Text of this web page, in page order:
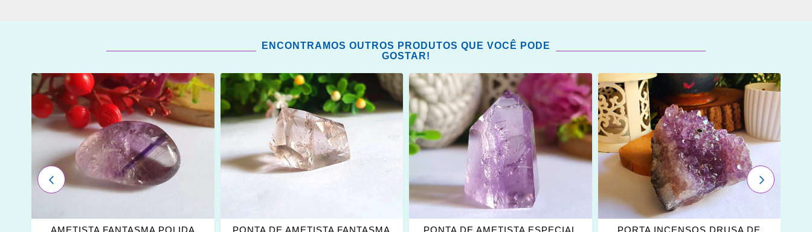
ENCONTRAMOS OUTROS PRODUTOS QUE VOCÊ PODE
GOSTAR!
ADICIONAR
OS
FAVORITOS
AMETISTA FANTASMA POLIDA
ADICIONAR
OS
FAVORITOS
PONTA DE AMETISTA FANTASMA
ADICIONAR
OS
FAVORITOS
PONTA DE AMETISTA ESPECIAL
ADICIONAR
OS
FAVORITOS
PORTA INCENSOS DRUSA DE
PRÓXIMO
ANTERIOR